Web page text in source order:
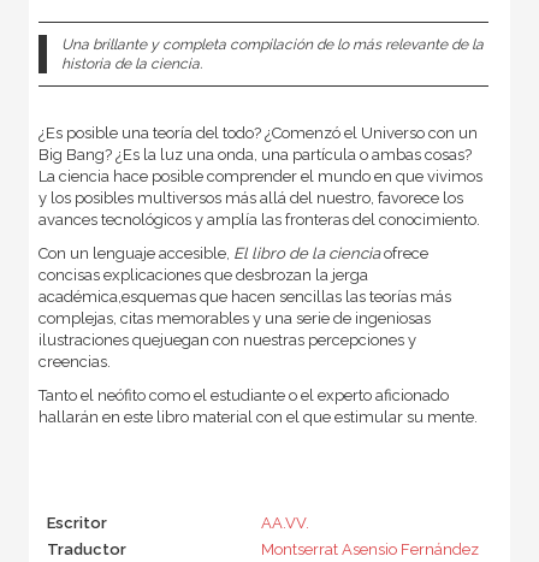
Una brillante y completa compilación de lo más relevante de la
historia de la ciencia.
¿Es posible una teoría del todo? ¿Comenzó el Universo con un
Big Bang? ¿Es la luz una onda, una partícula o ambas cosas?
La ciencia hace posible comprender el mundo en que vivimos
y los posiblesmultiversos más allá del nuestro, favorece los
avances tecnológicos y amplía las fronteras del conocimiento.
Con un lenguaje accesible, El libro de la ciencia ofrece
concisas explicaciones que desbrozan la jerga
académica,esquemas que hacen sencillas las teorías más
complejas, citas memorables y una serie de ingeniosas
ilustraciones quejuegan con nuestras percepciones y
creencias.
Tanto el neófito como el estudiante o el experto aficionado
hallarán en este libro material con el que estimular su mente.
Escritor
AA.VV.
Traductor
Montserrat Asensio Fernández